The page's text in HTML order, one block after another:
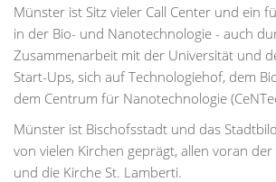
Münster ist Sitz vieler Call Center und ein
in der Bio- und Nanotechnologie - auch
Zusammenarbeit mit der Universität und
Start-Ups, sich auf Technologiehof, dem
dem Centrum für Nanotechnologie
Münster ist Bischofsstadt und das
von vielen Kirchen geprägt, allen voran
und die Kirche St. Lamberti.